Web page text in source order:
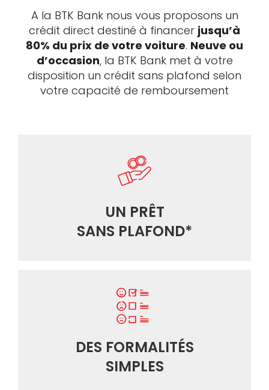
A la BTK Bank nous vous proposons un
crédit direct destiné à financer jusqu’à
80% du prix de votre voiture. Neuve ou
d’occasion, la BTK Bank met à votre
disposition un crédit sans plafond selon
votre capacité de remboursement
UN PRÊT
SANS PLAFOND*
DES FORMALITÉS
SIMPLES